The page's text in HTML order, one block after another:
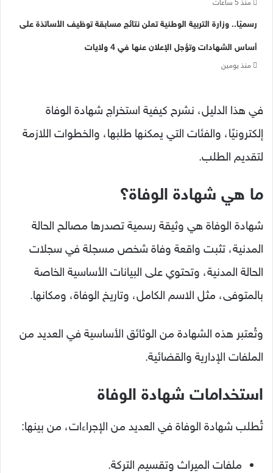
منذ 5 ساعات
رسميًا.. وزارة التربية الوطنية تعلن نتائج مسابقة توظيف الأساتذة على
أساس الشهادات وتؤجل الإعلان عنها في 4 ولايات
منذ يومين
في هذا الدليل، نشرح كيفية استخراج شهادة الوفاة
إلكترونيًا، والفئات التي يمكنها طلبها، والخطوات اللازمة
لتقديم الطلب.
ما هي شهادة الوفاة؟
شهادة الوفاة هي وثيقة رسمية تصدرها مصالح الحالة
المدنية، تثبت واقعة وفاة شخص مسجلة في سجلات
الحالة المدنية، وتحتوي على البيانات الأساسية الخاصة
بالمتوفى، مثل الاسم الكامل، وتاريخ الوفاة، ومكانها.
وتُعتبر هذه الشهادة من الوثائق الأساسية في العديد من
الملفات الإدارية والقضائية.
استخدامات شهادة الوفاة
تُطلب شهادة الوفاة في العديد من الإجراءات، من بينها:
ملفات الميراث وتقسيم التركة.